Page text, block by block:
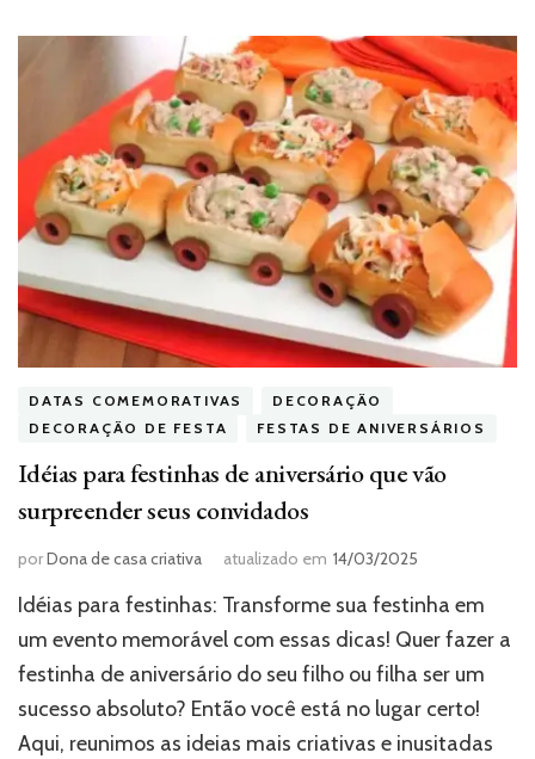
DATAS COMEMORATIVAS
DECORAÇÃO
DECORAÇÃO DE FESTA
FESTAS DE ANIVERSÁRIOS
Idéias para festinhas de aniversário que vão
surpreender seus convidados
porDona de casa criativa atualizado em 14/03/2025
Idéias para festinhas: Transforme sua festinha em
um evento memorável com essas dicas! Quer fazer a
festinha de aniversário do seu filho ou filha ser um
sucesso absoluto? Então você está no lugar certo!
Aqui, reunimos as ideias mais criativas e inusitadas